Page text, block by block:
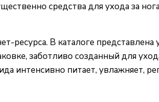
средства для ухода за
ресурса. В каталоге
заботливо созданный для
интенсивно питает, увлажняет,